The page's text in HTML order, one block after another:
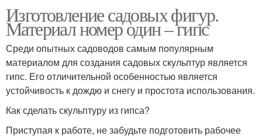
Изготовление садовых фигур.
Материал номер один – гипс
Среди опытных садоводов самым популярным
материалом для создания садовых скульптур является
гипс. Его отличительной особенностью является
устойчивость к дождю и снегу и простота использования.
Как сделать скульптуру из гипса?
Приступая к работе, не забудьте подготовить рабочее